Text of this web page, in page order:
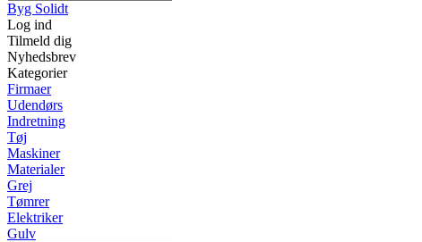
Byg Solidt
Log ind
Tilmeld dig
Nyhedsbrev
Kategorier
Firmaer
Udendørs
Indretning
Tøj
Maskiner
Materialer
Grej
Tømrer
Elektriker
Gulv